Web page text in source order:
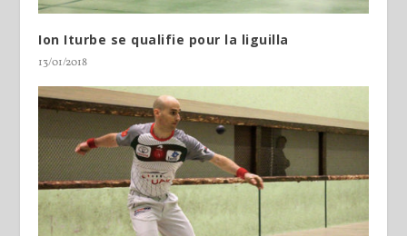
Ion Iturbe se qualifie pour la liguilla
13/01/2018